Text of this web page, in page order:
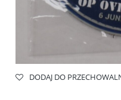
DODAJ DO